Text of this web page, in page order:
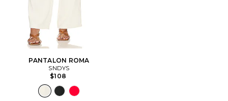
PANTALON ROMA
SNDYS
$108